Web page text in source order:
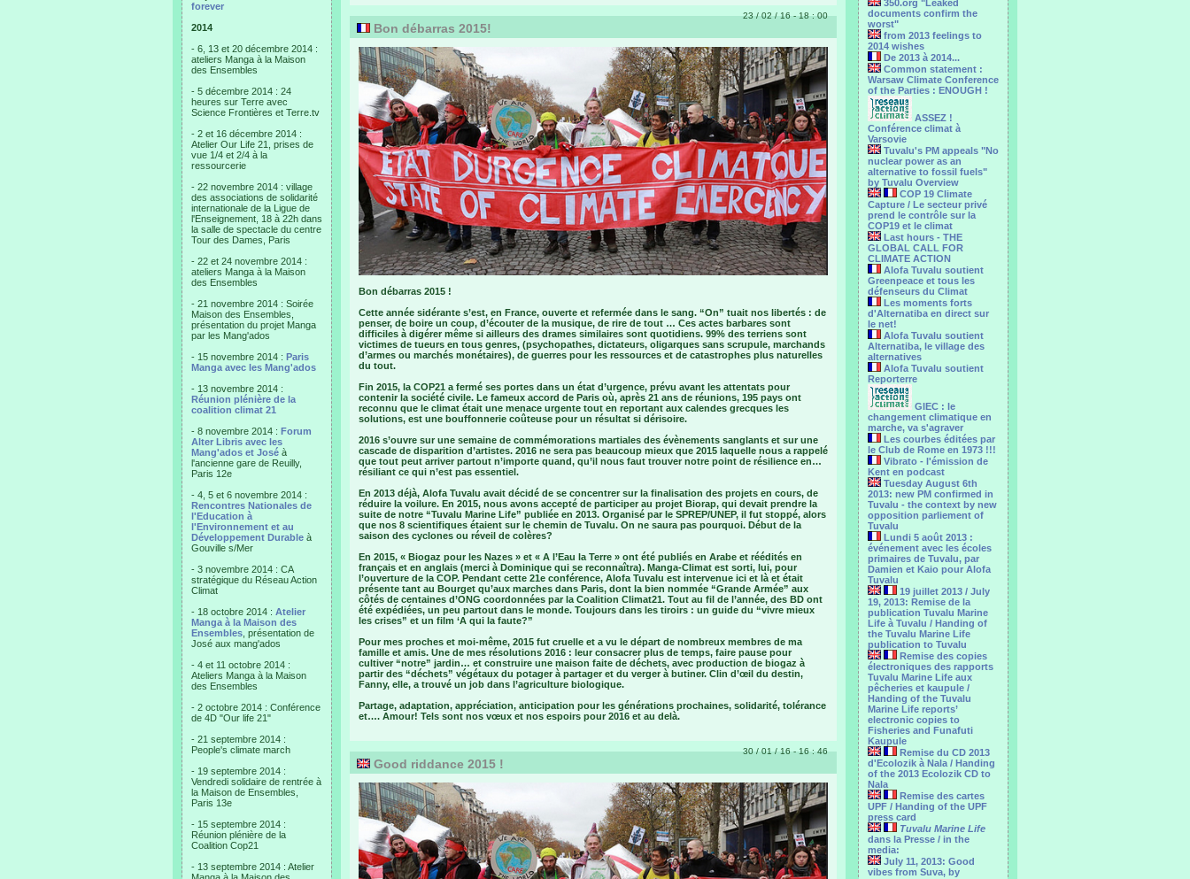
forever
2014
- 6, 13 et 20 décembre 2014 :
ateliers Manga à la Maison
des Ensembles
- 5 décembre 2014 : 24
heures sur Terre avec
Science Frontières et Terre.tv
- 2 et 16 décembre 2014 :
Atelier Our Life 21, prises de
vue 1/4 et 2/4 à la
ressourcerie
- 22 novembre 2014 : village
des associations de solidarité
internationale de la Ligue de
l'Enseignement, 18 à 22h dans
la salle de spectacle du centre
Tour des Dames, Paris
- 22 et 24 novembre 2014 :
ateliers Manga à la Maison
des Ensembles
- 21 novembre 2014 : Soirée
Maison des Ensembles,
présentation du projet Manga
par les Mang'ados
- 15 novembre 2014 : Paris
Manga avec les Mang'ados
- 13 novembre 2014 :
Réunion plénière de la
coalition climat 21
- 8 novembre 2014 : Forum
Alter Libris avec les
Mang'ados et José à
l'ancienne gare de Reuilly,
Paris 12e
- 4, 5 et 6 novembre 2014 :
Rencontres Nationales de
l'Education à
l'Environnement et au
Développement Durable à
Gouville s/Mer
- 3 novembre 2014 : CA
stratégique du Réseau Action
Climat
- 18 octobre 2014 : Atelier
Manga à la Maison des
Ensembles , présentation de
José aux mang'ados
- 4 et 11 octobre 2014 :
Ateliers Manga à la Maison
des Ensembles
- 2 octobre 2014 : Conférence
de 4D "Our life 21"
- 21 septembre 2014 :
People's climate march
- 19 septembre 2014 :
Vendredi solidaire de rentrée à
la Maison de Ensembles,
Paris 13e
- 15 septembre 2014 :
Réunion plénière de la
Coalition Cop21
- 13 septembre 2014 : Atelier
350.org "Leaked
documents confirm the
worst"
from 2013 feelings to
2014 wishes
De 2013 à 2014...
Common statement :
Warsaw Climate Conference
of the Parties : ENOUGH !
ASSEZ !
Conférence climat à
Varsovie
Tuvalu's PM appeals "No
nuclear power as an
alternative to fossil fuels"
by Tuvalu Overview
COP 19 Climate
Capture / Le secteur privé
prend le contrôle sur la
COP19 et le climat
Last hours - THE
GLOBAL CALL FOR
CLIMATE ACTION
Alofa Tuvalu soutient
Greenpeace et tous les
défenseurs du Climat
Les moments forts
d'Alternatiba en direct sur
le net!
Alofa Tuvalu soutient
Alternatiba, le village des
alternatives
Alofa Tuvalu soutient
Reporterre
GIEC : le
changement climatique en
marche, va s'agraver
Les courbes éditées par
le Club de Rome en 1973 !!!
Vibrato - l'émission de
Kent en podcast
Tuesday August 6th
2013: new PM confirmed in
Tuvalu - the context by new
opposition parliement of
Tuvalu
Lundi 5 août 2013 :
événement avec les écoles
primaires de Tuvalu, par
Damien et Kaio pour Alofa
Tuvalu
19 juillet 2013 / July
19, 2013: Remise de la
publication Tuvalu Marine
Life à Tuvalu / Handing of
the Tuvalu Marine Life
publication to Tuvalu
Remise des copies
électroniques des rapports
Tuvalu Marine Life aux
pêcheries et kaupule /
Handing of the Tuvalu
Marine Life reports’
electronic copies to
Fisheries and Funafuti
Kaupule
Remise du CD 2013
d'Ecolozik à Nala / Handing
of the 2013 Ecolozik CD to
Nala
Remise des cartes
UPF / Handing of the UPF
press card
Tuvalu Marine Life
dans la Presse / in the
media:
July 11, 2013: Good
vibes from Suva, by
23 / 02 / 16 - 18 : 00
Bon débarras 2015!
Bon débarras 2015 !
Cette année sidérante s’est, en France, ouverte et refermée dans le sang. “On” tuait nos libertés : de
penser, de boire un coup, d’écouter de la musique, de rire de tout … Ces actes barbares sont
difficiles à digérer même si ailleurs des drames similaires sont quotidiens. 99% des terriens sont
victimes de tueurs en tous genres, (psychopathes, dictateurs, oligarques sans scrupule, marchands
d’armes ou marchés monétaires), de guerres pour les ressources et de catastrophes plus naturelles
du tout.
Fin 2015, la COP21 a fermé ses portes dans un état d’urgence, prévu avant les attentats pour
contenir la société civile. Le fameux accord de Paris où, après 21 ans de réunions, 195 pays ont
reconnu que le climat était une menace urgente tout en reportant aux calendes grecques les
solutions, est une bouffonnerie coûteuse pour un résultat si dérisoire.
2016 s’ouvre sur une semaine de commémorations martiales des évènements sanglants et sur une
cascade de disparition d’artistes. 2016 ne sera pas beaucoup mieux que 2015 laquelle nous a rappelé
que tout peut arriver partout n’importe quand, qu’il nous faut trouver notre point de résilience en…
résiliant ce qui n’est pas essentiel.
En 2013 déjà, Alofa Tuvalu avait décidé de se concentrer sur la finalisation des projets en cours, de
réduire la voilure. En 2015, nous avons accepté de participer au projet Biorap, qui devait prendre la
suite de notre “Tuvalu Marine Life” publiée en 2013. Organisé par le SPREP/UNEP, il fut stoppé, alors
que nos 8 scientifiques étaient sur le chemin de Tuvalu. On ne saura pas pourquoi. Début de la
saison des cyclones ou réveil de colères?
En 2015, « Biogaz pour les Nazes » et « A l’Eau la Terre » ont été publiés en Arabe et réédités en
français et en anglais (merci à Dominique qui se reconnaîtra). Manga-Climat est sorti, lui, pour
l’ouverture de la COP. Pendant cette 21e conférence, Alofa Tuvalu est intervenue ici et là et était
présente tant au Bourget qu’aux marches dans Paris, dont la bien nommée “Grande Armée” aux
côtés de centaines d’ONG coordonnées par la Coalition Climat21. Tout au fil de l’année, des BD ont
été expédiées, un peu partout dans le monde. Toujours dans les tiroirs : un guide du “vivre mieux
les crises” et un film ‘A qui la faute?”
Pour mes proches et moi-même, 2015 fut cruelle et a vu le départ de nombreux membres de ma
famille et amis. Une de mes résolutions 2016 : leur consacrer plus de temps, faire pause pour
cultiver “notre” jardin… et construire une maison faite de déchets, avec production de biogaz à
partir des “déchets” végétaux du potager à partager et du verger à butiner. Clin d’œil du destin,
Fanny, elle, a trouvé un job dans l’agriculture biologique.
Partage, adaptation, appréciation, anticipation pour les générations prochaines, solidarité, tolérance
et…. Amour! Tels sont nos vœux et nos espoirs pour 2016 et au delà.
30 / 01 / 16 - 16 : 46
Good riddance 2015 !